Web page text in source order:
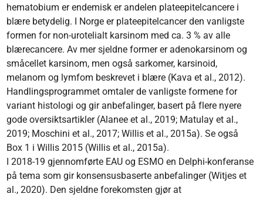
hematobium er endemisk er andelen plateepitelcancere i
blære betydelig. I Norge er plateepitelcancer den vanligste
formen for non-urotelialt karsinom med ca. 3 % av alle
blærecancere. Av mer sjeldne former er adenokarsinom og
småcellet karsinom, men også sarkomer, karsinoid,
melanom og lymfom beskrevet i blære (Kava et al., 2012).
Handlingsprogrammet omtaler de vanligste formene for
variant histologi og gir anbefalinger, basert på flere nyere
gode oversiktsartikler (Alanee et al., 2019; Matulay et al.,
2019; Moschini et al., 2017; Willis et al., 2015a). Se også
Box 1 i Willis 2015 (Willis et al., 2015a).
I 2018-19 gjennomførte EAU og ESMO en Delphi-konferanse
på tema som gir konsensusbaserte anbefalinger (Witjes et
al., 2020). Den sjeldne forekomsten gjør at